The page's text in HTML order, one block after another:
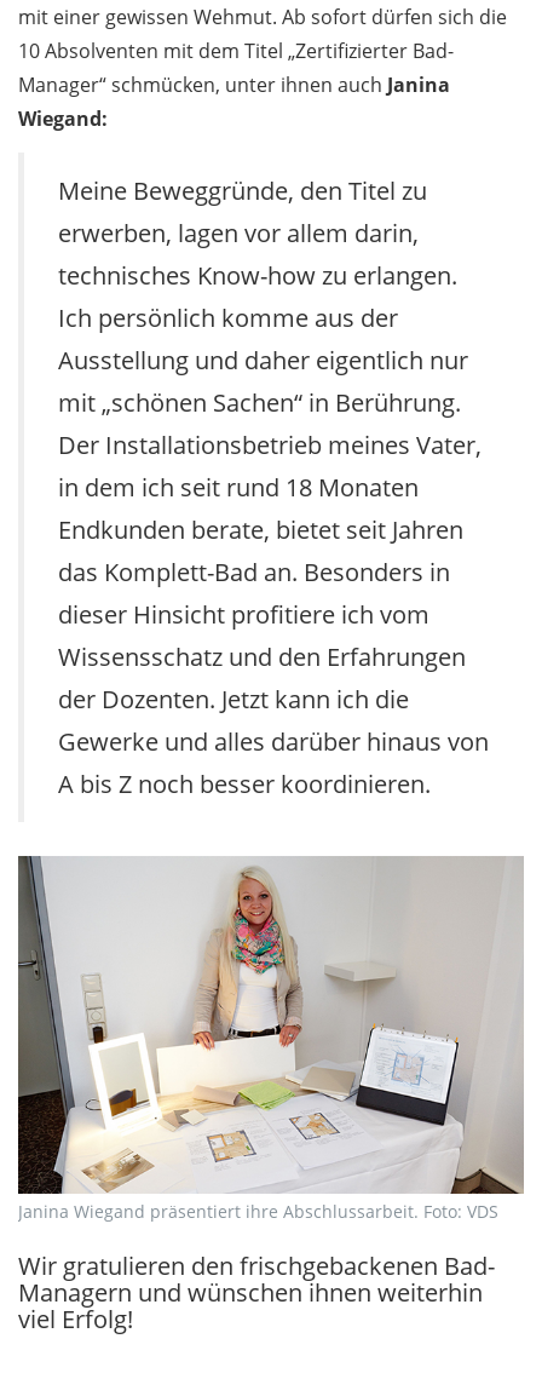
mit einer gewissen Wehmut. Ab sofort dürfen sich die
10 Absolventen mit dem Titel „Zertifizierter Bad-
Manager“ schmücken, unter ihnen auch Janina
Wiegand:
Meine Beweggründe, den Titel zu
erwerben, lagen vor allem darin,
technisches Know-how zu erlangen.
Ich persönlich komme aus der
Ausstellung und daher eigentlich nur
mit „schönen Sachen“ in Berührung.
Der Installationsbetrieb meines Vater,
in dem ich seit rund 18 Monaten
Endkunden berate, bietet seit Jahren
das Komplett-Bad an. Besonders in
dieser Hinsicht profitiere ich vom
Wissensschatz und den Erfahrungen
der Dozenten. Jetzt kann ich die
Gewerke und alles darüber hinaus von
A bis Z noch besser koordinieren.
Janina Wiegand präsentiert ihre Abschlussarbeit. Foto: VDS
Wir gratulieren den frischgebackenen Bad-
Managern und wünschen ihnen weiterhin
viel Erfolg!